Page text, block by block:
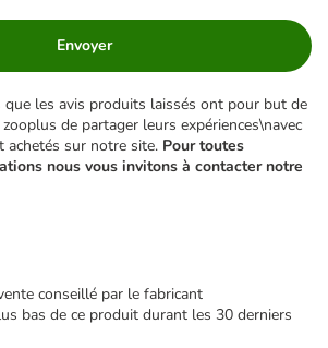
Envoyer
les avis produits laissés ont pour but de
de partager leurs expériences\navec
sur notre site. Pour toutes
nous vous invitons à contacter notre
conseillé par le fabricant
bas de ce produit durant les 30 derniers